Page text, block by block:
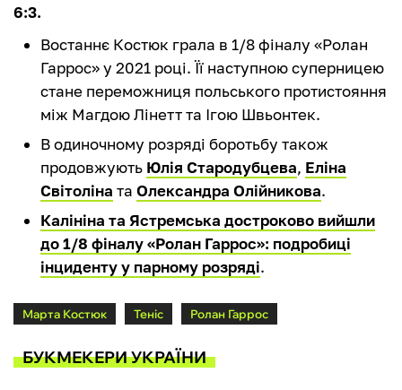
6:3.
Востаннє Костюк грала в 1/8 фіналу «Ролан
Гаррос» у 2021 році. Її наступною суперницею
стане переможниця польського протистояння
між Магдою Лінетт та Ігою Швьонтек.
В одиночному розряді боротьбу також
продовжують Юлія Стародубцева, Еліна
Світоліна та Олександра Олійникова.
Калініна та Ястремська достроково вийшли
до 1/8 фіналу «Ролан Гаррос»: подробиці
інциденту у парному розряді.
Марта Костюк Теніс Ролан Гаррос
БУКМЕКЕРИ УКРАЇНИ